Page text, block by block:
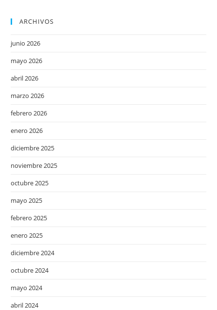
ARCHIVOS
junio 2026
mayo 2026
abril 2026
marzo 2026
febrero 2026
enero 2026
diciembre 2025
noviembre 2025
octubre 2025
mayo 2025
febrero 2025
enero 2025
diciembre 2024
octubre 2024
mayo 2024
abril 2024